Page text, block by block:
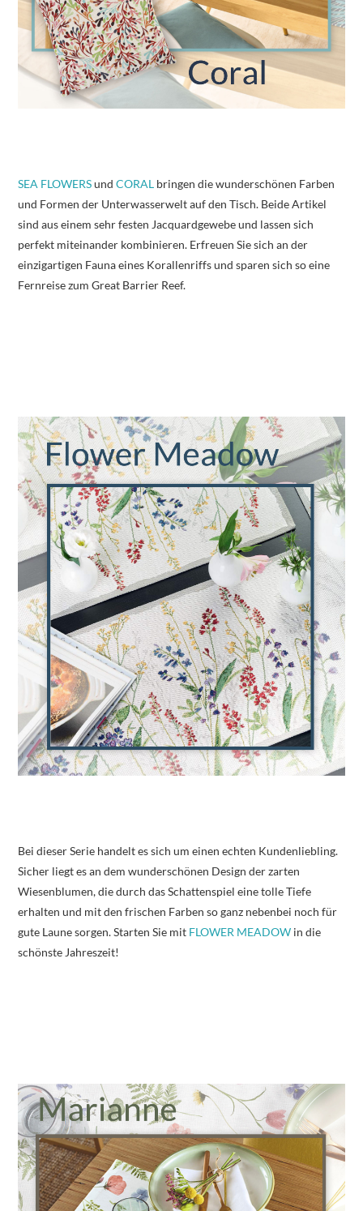
SEA FLOWERSundCORAL bringen die wunderschönen Farben
und Formen der Unterwasserwelt auf den Tisch. Beide Artikel
sind aus einem sehr festen Jacquardgewebe und lassen sich
perfekt miteinander kombinieren. Erfreuen Sie sich an der
einzigartigen Fauna eines Korallenriffs und sparen sich so eine
Fernreise zum Great Barrier Reef.
Bei dieser Serie handelt es sich um einen echten Kundenliebling.
Sicher liegt es an dem wunderschönen Design der zarten
Wiesenblumen, die durch das Schattenspiel eine tolle Tiefe
erhalten und mit den frischen Farben so ganz nebenbei noch für
gute Laune sorgen. Starten Sie mit FLOWER MEADOW in die
schönste Jahreszeit!